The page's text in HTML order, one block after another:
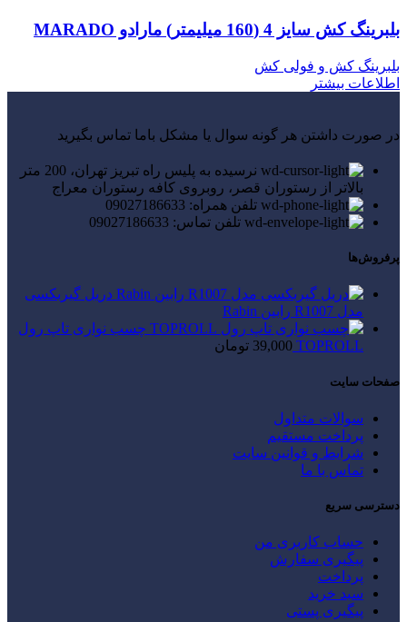
بلبرینگ کش سایز 4 (160 میلیمتر) مارادو MARADO
بلبرینگ کش و فولی کش
اطلاعات بیشتر
در صورت داشتن هر گونه سوال یا مشکل باما تماس بگیرید
نرسیده به پلیس راه تبریز تهران، 200 متر
بالاتر از رستوران قصر، روبروی کافه رستوران معراج
تلفن همراه: 09027186633
تلفن تماس: 09027186633
پرفروش‌ها
دریل گیربکسی
مدل R1007 رابین Rabin
چسب نواری تاپ رول
TOPROLL
39,000 تومان
صفحات سایت
سوالات متداول
پرداخت مستقیم
شرایط و قوانین سایت
تماس با ما
دسترسی سریع
حساب کاربری من
پیگیری سفارش
پرداخت
سبد خرید
پیگیری پستی